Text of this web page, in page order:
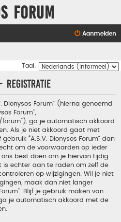
Forum
Aanmelden
Taal:
- Registratie
Dionysos Forum” (hierna genoemd
Forum”,
ga je automatisch akkoord
Als je niet akkoord gaat met
“A.S.V. Dionysos Forum” dan
om de voorwaarden op ieder
best doen om je hiervan tijdig
is echter aan te raden om zelf de
op wijzigingen. Wil je niet
maak dan niet langer
Blijf je gebruik maken van
ga je automatisch akkoord met de